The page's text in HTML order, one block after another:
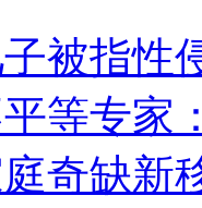
被指性
等专家
奇缺新